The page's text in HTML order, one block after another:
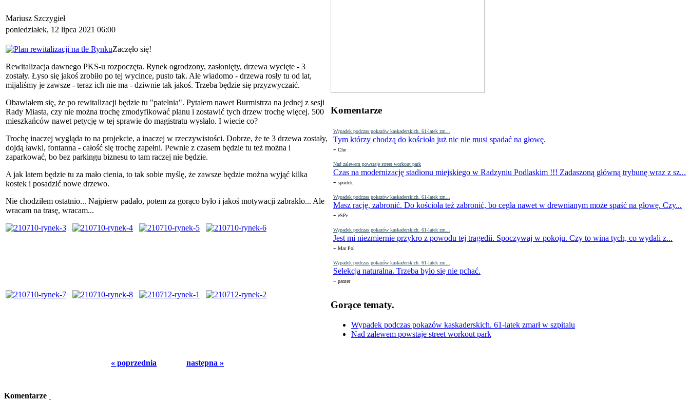
Komentarze
Wypadek podczas pokazów kaskaderskich. 61-latek zm...
Tym którzy chodzą do kościoła już nic nie musi spadać na głowę.
- Che
Nad zalewem powstaje street workout park
Czas na modernizację stadionu miejskiego w Radzyniu Podlaskim !!! Zadaszoną główną trybunę wraz z sz...
- sportek
Wypadek podczas pokazów kaskaderskich. 61-latek zm...
Masz rację, zabronić. Do kościoła też zabronić, bo cegła nawet w drewnianym może spaść na głowę. Czy...
- eSPe
Wypadek podczas pokazów kaskaderskich. 61-latek zm...
Jest mi niezmiernie przykro z powodu tej tragedii. Spoczywaj w pokoju. Czy to wina tych, co wydali z...
- Mar Pol
Wypadek podczas pokazów kaskaderskich. 61-latek zm...
Selekcja naturalna. Trzeba było się nie pchać.
- panter
Gorące tematy.
Wypadek podczas pokazów kaskaderskich. 61-latek zmarł w szpitalu
Nad zalewem powstaje street workout park
Mariusz Szczygieł
poniedziałek, 12 lipca 2021 06:00
Zaczęło się!
Rewitalizacja dawnego PKS-u rozpoczęta. Rynek ogrodzony, zasłonięty, drzewa wycięte - 3
zostały. Łyso się jakoś zrobiło po tej wycince, pusto tak. Ale wiadomo - drzewa rosły tu od lat,
mijaliśmy je zawsze - teraz ich nie ma - dziwnie tak jakoś. Trzeba będzie się przyzwyczaić.
Obawiałem się, że po rewitalizacji będzie tu "patelnia". Pytałem nawet Burmistrza na jednej z sesji
Rady Miasta, czy nie można trochę zmodyfikować planu i zostawić tych drzew trochę więcej. 500
mieszkańców nawet petycję w tej sprawie do magistratu wysłało. I wiecie co?
Trochę inaczej wygląda to na projekcie, a inaczej w rzeczywistości. Dobrze, że te 3 drzewa zostały,
dojdą ławki, fontanna - całość się trochę zapełni. Pewnie z czasem będzie tu też można i
zaparkować, bo bez parkingu biznesu to tam raczej nie będzie.
A jak latem będzie tu za mało cienia, to tak sobie myślę, że zawsze będzie można wyjąć kilka
kostek i posadzić nowe drzewo.
Nie chodziłem ostatnio... Najpierw padało, potem za gorąco było i jakoś motywacji zabrakło... Ale
wracam na trasę, wracam...
« poprzednia następna »
Komentarze